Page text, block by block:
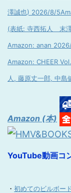
澤誠也) 2026/8/5
(表紙: 寺西拓人 末
Amazon: anan
Amazon: CHEER
人, 藤原丈一郎, 中
Amazon (本)
YouTube動画コ
・ 初めてのビルボー